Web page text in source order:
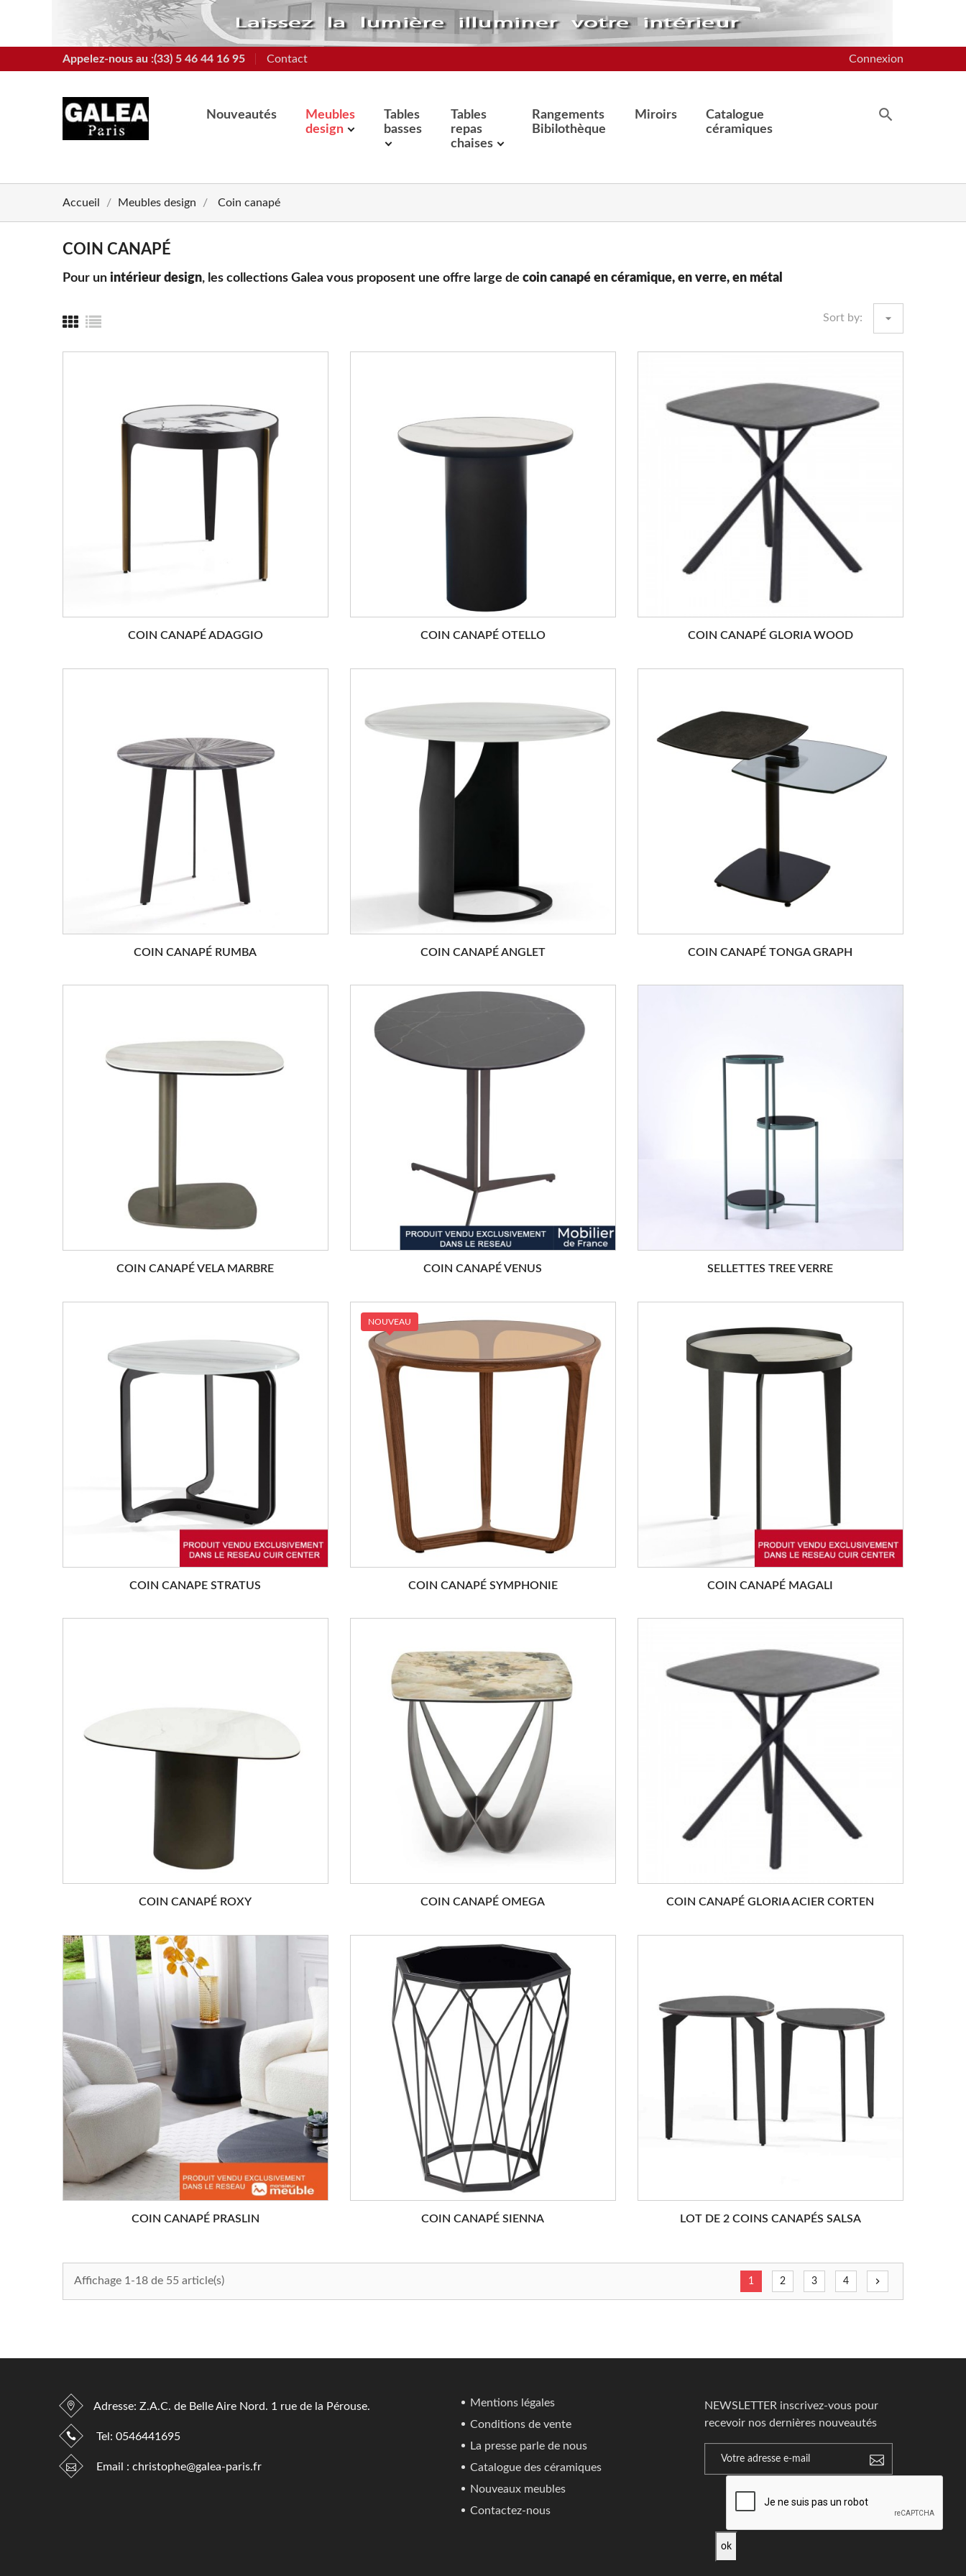
Appelez-nous au :(33) 5 46 44 16 95 Contact Connexion
Nouveautés
Meubles
design
Tables
basses
Tables
repas
chaises
Rangements
Bibilothèque
Miroirs
Catalogue
céramiques
Accueil Meubles design Coin canapé
COIN CANAPÉ
Pour un intérieur design, les collections Galea vous proposent une offre large de coin canapé en céramique, en verre, en métal
Sort by: arrow_drop_down
COIN CANAPÉ ADAGGIO COIN CANAPÉ OTELLO COIN CANAPÉ GLORIA WOOD
COIN CANAPÉ RUMBA COIN CANAPÉ ANGLET COIN CANAPÉ TONGA GRAPH
COIN CANAPÉ VELA MARBRE COIN CANAPÉ VENUS SELLETTES TREE VERRE
COIN CANAPE STRATUS COIN CANAPÉ SYMPHONIE
NOUVEAU
COIN CANAPÉ MAGALI
COIN CANAPÉ ROXY COIN CANAPÉ OMEGA COIN CANAPÉ GLORIA ACIER CORTEN
COIN CANAPÉ PRASLIN COIN CANAPÉ SIENNA LOT DE 2 COINS CANAPÉS SALSA
Affichage 1-18 de 55 article(s) 1 2 3 4 chevron_right
Adresse: Z.A.C. de Belle Aire Nord. 1 rue de la Pérouse.
Tel: 0546441695
Email : christophe@galea-paris.fr
Mentions légales
Conditions de vente
La presse parle de nous
Catalogue des céramiques
Nouveaux meubles
Contactez-nous
NEWSLETTER inscrivez-vous pour
recevoir nos dernières nouveautés